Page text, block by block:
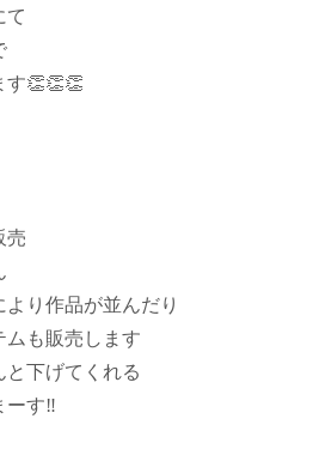
👏👏👏
り作品が並んだり
も販売します
下げてくれる
す‼️